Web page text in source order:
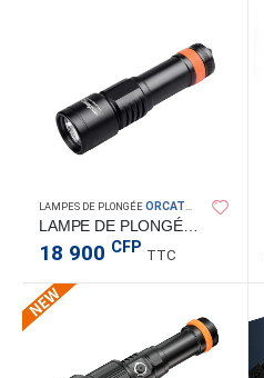
LAMPES DE PLONGÉEORCATORCH
LAMPE DE PLONGÉE D700 1700LM
18 900 CFP TTC